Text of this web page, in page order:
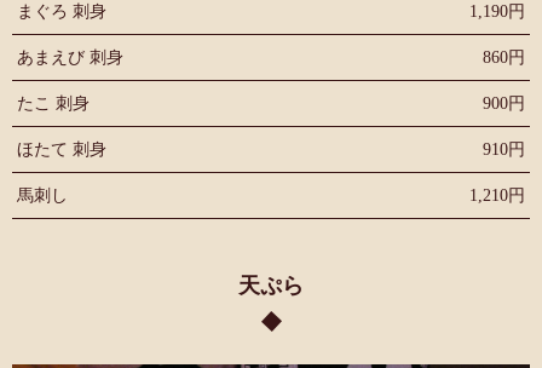
まぐろ 刺身 1,190円
あまえび 刺身 860円
たこ 刺身 900円
ほたて 刺身 910円
馬刺し 1,210円
天ぷら